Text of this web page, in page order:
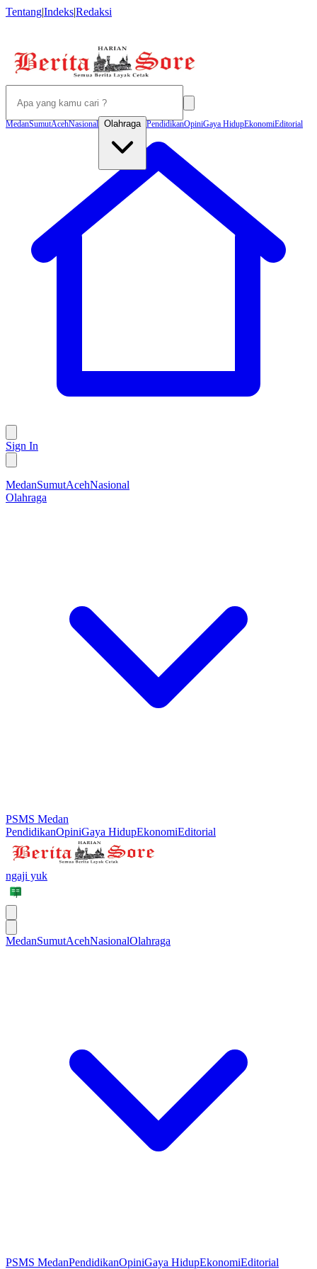
Tentang|Indeks|Redaksi
MedanSumutAcehNasional Olahraga PendidikanOpiniGaya HidupEkonomiEditorial
Sign In
MedanSumutAcehNasional
Olahraga
PSMS Medan
PendidikanOpiniGaya HidupEkonomiEditorial
ngaji yuk
MedanSumutAcehNasionalOlahraga
PSMS MedanPendidikanOpiniGaya HidupEkonomiEditorial